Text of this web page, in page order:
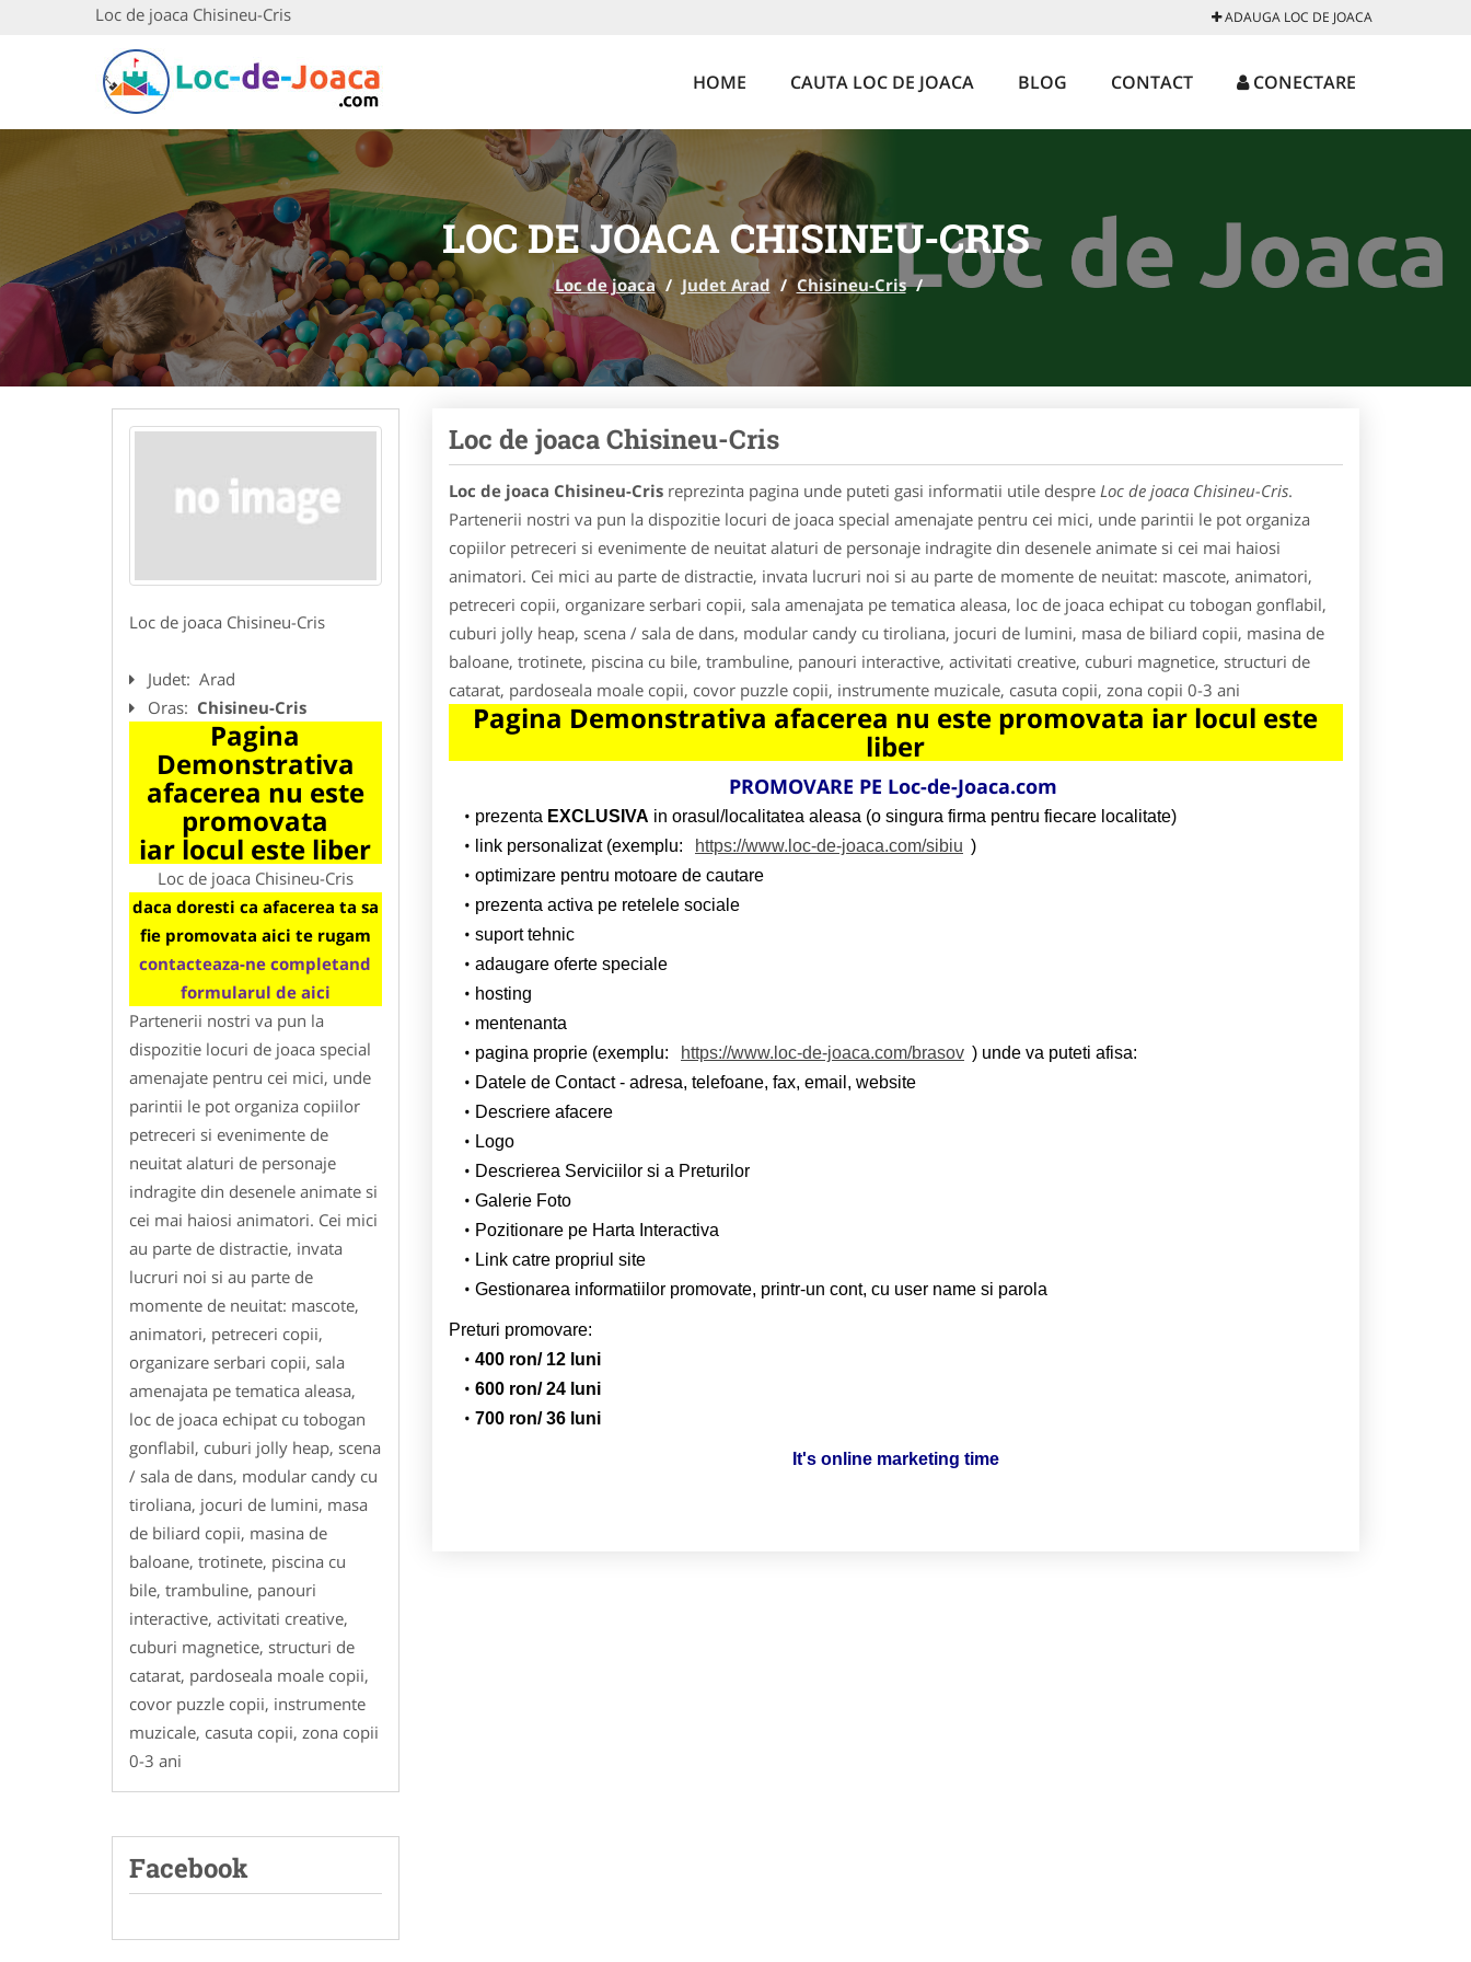
Loc de joaca Chisineu-Cris ADAUGA LOC DE JOACA
HOME CAUTA LOC DE JOACA BLOG CONTACT CONECTARE
LOC DE JOACA CHISINEU-CRIS
Loc de joaca / Judet Arad / Chisineu-Cris /
Loc de joaca Chisineu-Cris
Judet: Arad
Oras: Chisineu-Cris
Pagina
Demonstrativa
afacerea nu este
promovata
iar locul este liber
Loc de joaca Chisineu-Cris
daca doresti ca afacerea ta sa
fie promovata aici te rugam
contacteaza-ne completand
formularul de aici
Partenerii nostri va pun la
dispozitie locuri de joaca special
amenajate pentru cei mici, unde
parintii le pot organiza copiilor
petreceri si evenimente de
neuitat alaturi de personaje
indragite din desenele animate si
cei mai haiosi animatori. Cei mici
au parte de distractie, invata
lucruri noi si au parte de
momente de neuitat: mascote,
animatori, petreceri copii,
organizare serbari copii, sala
amenajata pe tematica aleasa,
loc de joaca echipat cu tobogan
gonflabil, cuburi jolly heap, scena
/ sala de dans, modular candy cu
tiroliana, jocuri de lumini, masa
de biliard copii, masina de
baloane, trotinete, piscina cu
bile, trambuline, panouri
interactive, activitati creative,
cuburi magnetice, structuri de
catarat, pardoseala moale copii,
covor puzzle copii, instrumente
muzicale, casuta copii, zona copii
0-3 ani
Facebook
Loc de joaca Chisineu-Cris
Loc de joaca Chisineu-Crisreprezinta pagina unde puteti gasi informatii utile despre Loc de joaca Chisineu-Cris.
Partenerii nostri va pun la dispozitie locuri de joaca special amenajate pentru cei mici, unde parintii le pot organiza
copiilor petreceri si evenimente de neuitat alaturi de personaje indragite din desenele animate si cei mai haiosi
animatori. Cei mici au parte de distractie, invata lucruri noi si au parte de momente de neuitat: mascote, animatori,
petreceri copii, organizare serbari copii, sala amenajata pe tematica aleasa, loc de joaca echipat cu tobogan gonflabil,
cuburi jolly heap, scena / sala de dans, modular candy cu tiroliana, jocuri de lumini, masa de biliard copii, masina de
baloane, trotinete, piscina cu bile, trambuline, panouri interactive, activitati creative, cuburi magnetice, structuri de
catarat, pardoseala moale copii, covor puzzle copii, instrumente muzicale, casuta copii, zona copii 0-3 ani
Pagina Demonstrativa afacerea nu este promovata iar locul este
liber
PROMOVARE PE Loc-de-Joaca.com
prezenta EXCLUSIVA in orasul/localitatea aleasa (o singura firma pentru fiecare localitate)
link personalizat (exemplu:
https://www.loc-de-joaca.com/sibiu )
optimizare pentru motoare de cautare
prezenta activa pe retelele sociale
suport tehnic
adaugare oferte speciale
hosting
mentenanta
pagina proprie (exemplu:
https://www.loc-de-joaca.com/brasov ) unde va puteti afisa:
Datele de Contact - adresa, telefoane, fax, email, website
Descriere afacere
Logo
Descrierea Serviciilor si a Preturilor
Galerie Foto
Pozitionare pe Harta Interactiva
Link catre propriul site
Gestionarea informatiilor promovate, printr-un cont, cu user name si parola
Preturi promovare:
400 ron/ 12 luni
600 ron/ 24 luni
700 ron/ 36 luni
It's online marketing time